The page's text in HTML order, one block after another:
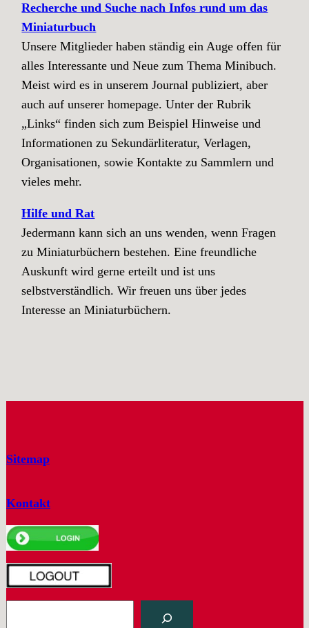
Recherche und Suchenach Infos rund um das
Miniaturbuch
Unsere Mitglieder haben ständig ein Auge offen für
alles Interessante und Neue zum Thema Minibuch.
Meist wird es in unserem Journal publiziert, aber
auch auf unserer homepage. Unter der Rubrik
„Links“ finden sich zum Beispiel Hinweise und
Informationen zu Sekundärliteratur, Verlagen,
Organisationen, sowie Kontakte zu Sammlern und
vieles mehr.
Hilfe und Rat
Jedermann kann sich an uns wenden, wenn Fragen
zu Miniaturbüchern bestehen. Eine freundliche
Auskunft wird gerne erteilt und ist uns
selbstverständlich. Wir freuen uns über jedes
Interesse an Miniaturbüchern.
Sitemap
Kontakt